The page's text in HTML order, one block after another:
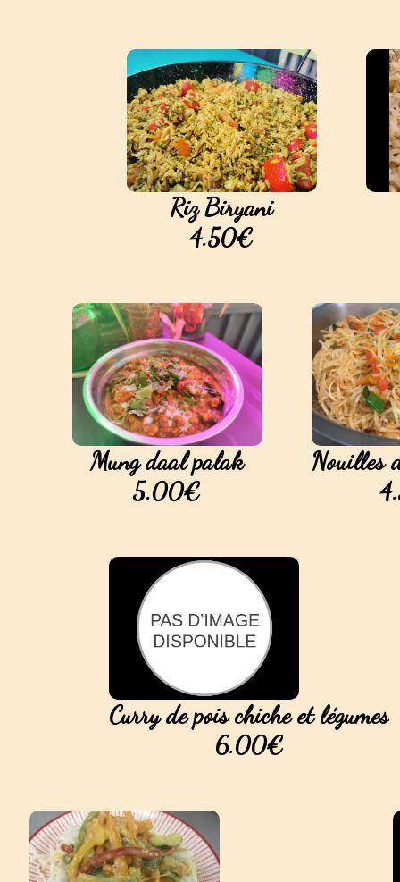
Riz Biryani
4.50€
Mung daal palak
5.00€
Nouilles
Curry de pois chiche et légumes
6.00€